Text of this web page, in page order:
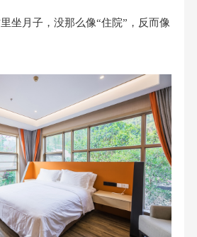
坐月子，没那么像“住院”，反而像